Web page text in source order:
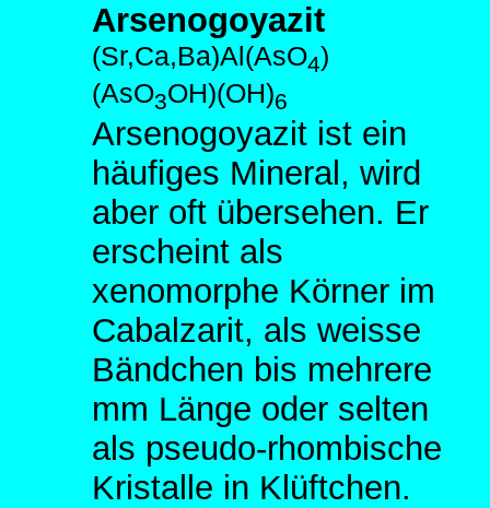
Arsenogoyazit
(Sr,Ca,Ba)Al(AsO4)
(AsO3OH)(OH)6
Arsenogoyazit ist ein
häufiges Mineral, wird
aber oft übersehen. Er
erscheint als
xenomorphe Körner im
Cabalzarit, als weisse
Bändchen bis mehrere
mm Länge oder selten
als pseudo-rhombische
Kristalle in Klüftchen.